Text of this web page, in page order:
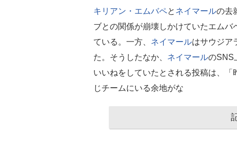
キリアン・エムバペと ネイマールの去
ブとの関係が崩壊しかけていたエム
ている。一方、 ネイマールはサウジア
た。そうしたなか、 ネイマールのSNS
いいねをしていたとされる投稿は、「
じチームにいる余地がな